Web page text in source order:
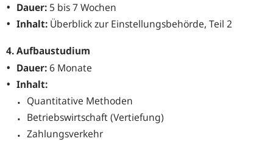
Dauer: 5 bis 7 Wochen
Inhalt: Überblick zur Einstellungsbehörde, Teil 2
4. Aufbaustudium
Dauer: 6 Monate
Inhalt:
Quantitative Methoden
Betriebswirtschaft (Vertiefung)
Zahlungsverkehr